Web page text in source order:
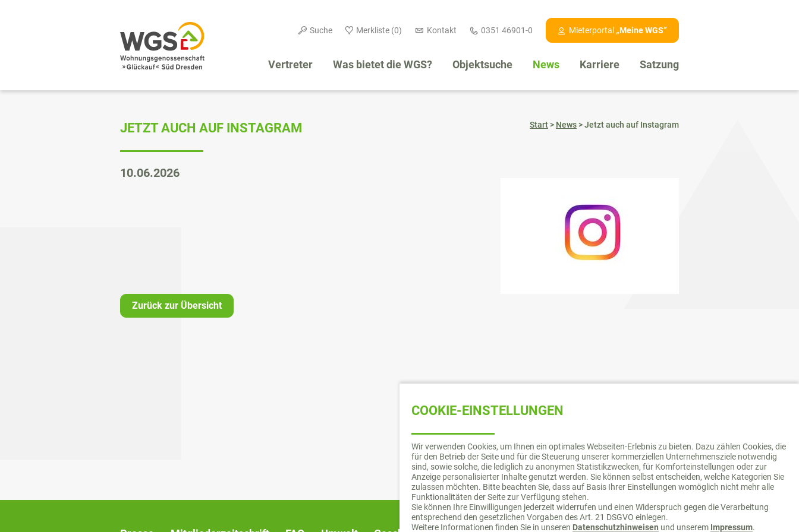
Navigation
Suche Merkliste (0) Kontakt 0351 46901-0 Mieterportal „Meine WGS”
Navigation
Vertreter Was bietet die WGS? Objektsuche News Karriere Satzung
Start > News >Jetzt auch auf Instagram
JETZT AUCH AUF INSTAGRAM
10.06.2026
Zurück zur Übersicht
COOKIE-EINSTELLUNGEN
Wir verwenden Cookies, um Ihnen ein optimales Webseiten-Erlebnis zu bieten. Dazu zählen Cookies, die
für den Betrieb der Seite und für die Steuerung unserer kommerziellen Unternehmensziele notwendig
sind, sowie solche, die lediglich zu anonymen Statistikzwecken, für Komforteinstellungen oder zur
Anzeige personalisierter Inhalte genutzt werden. Sie können selbst entscheiden, welche Kategorien Sie
zulassen möchten. Bitte beachten Sie, dass auf Basis Ihrer Einstellungen womöglich nicht mehr alle
Funktionalitäten der Seite zur Verfügung stehen.
Sie können Ihre Einwilligungen jederzeit widerrufen und einen Widerspruch gegen die Verarbeitung
entsprechend den gesetzlichen Vorgaben des Art. 21 DSGVO einlegen.
Weitere Informationen finden Sie in unseren Datenschutzhinweisen und unserem Impressum.